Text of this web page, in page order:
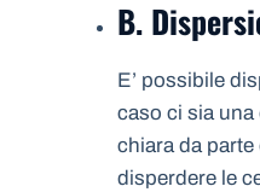
B.
E’ possibile
caso ci sia
chiara da
disperdere le